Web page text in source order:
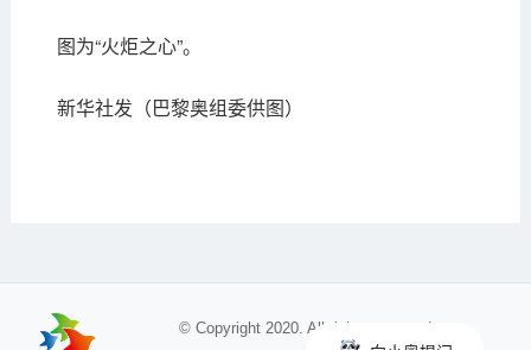
图为“火炬之心”。
新华社发（巴黎奥组委供图）
© Copyright 2020. All rights reserved